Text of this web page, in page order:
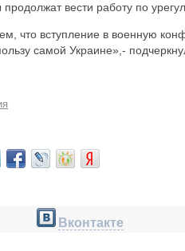
вести работу по
что вступление в военную
самой Украине»,-
Вконтакте